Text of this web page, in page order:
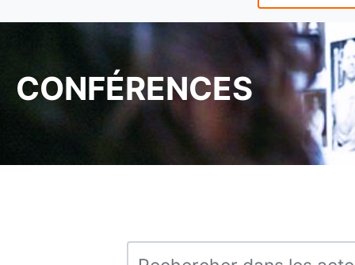
CONFÉRENCES